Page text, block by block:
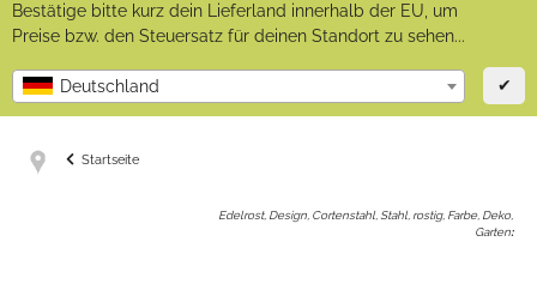
Bestätige bitte kurz dein Lieferland innerhalb der EU, um
Preise bzw. den Steuersatz für deinen Standort zu sehen...
Deutschland ✔
Startseite
Edelrost, Design, Cortenstahl, Stahl, rostig, Farbe, Deko,
Garten: